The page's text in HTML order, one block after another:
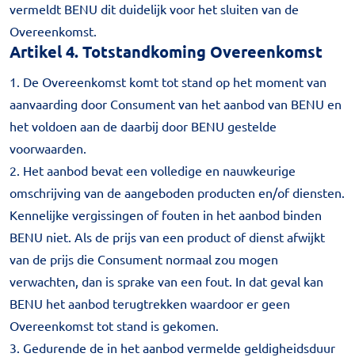
vermeldt BENU dit duidelijk voor het sluiten van de
Overeenkomst.
Artikel 4. Totstandkoming Overeenkomst
1. De Overeenkomst komt tot stand op het moment van
aanvaarding door Consument van het aanbod van BENU en
het voldoen aan de daarbij door BENU gestelde
voorwaarden.
2. Het aanbod bevat een volledige en nauwkeurige
omschrijving van de aangeboden producten en/of diensten.
Kennelijke vergissingen of fouten in het aanbod binden
BENU niet. Als de prijs van een product of dienst afwijkt
van de prijs die Consument normaal zou mogen
verwachten, dan is sprake van een fout. In dat geval kan
BENU het aanbod terugtrekken waardoor er geen
Overeenkomst tot stand is gekomen.
3. Gedurende de in het aanbod vermelde geldigheidsduur